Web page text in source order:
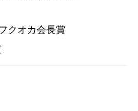
クオカ会長賞